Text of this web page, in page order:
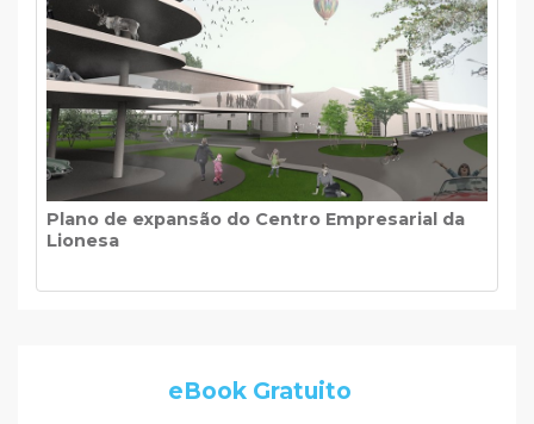
Plano de expansão do Centro Empresarial da
Lionesa
eBook Gratuito